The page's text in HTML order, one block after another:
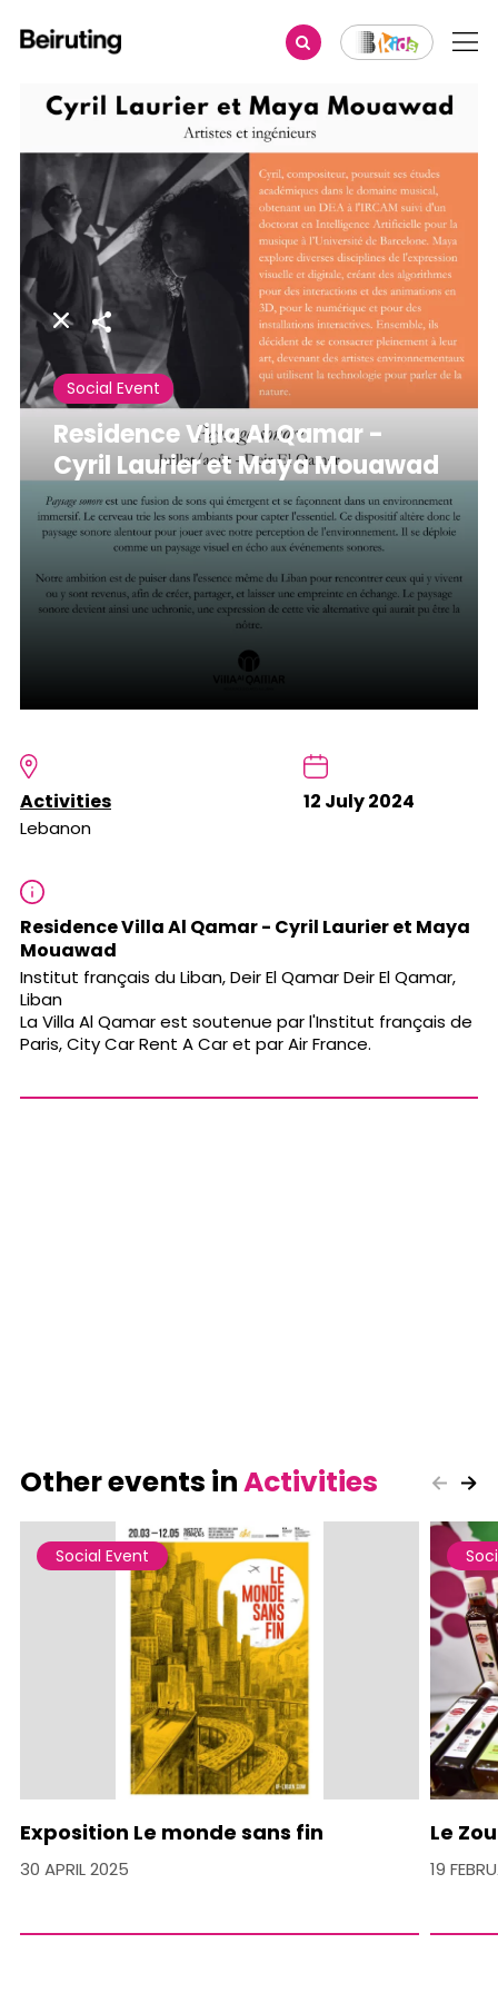
Share
Social Event
Residence Villa Al Qamar -
Cyril Laurier et Maya Mouawad
Activities
Lebanon
12 July 2024
Residence Villa Al Qamar - Cyril Laurier et Maya
Mouawad
Institut français du Liban, Deir El Qamar Deir El Qamar,
Liban
La Villa Al Qamar est soutenue par l'Institut français de
Paris, City Car Rent A Car et par Air France.
Other events inActivities
Social Event
Exposition Le monde sans fin
30 APRIL 2025
Le
19